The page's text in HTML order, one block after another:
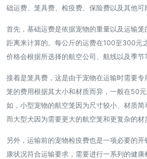
础运费、笼具费、检疫费、保险费以及其他可
首先，基础运费是依据宠物的重量以及运输
距离来计算的。每公斤的运费在100至300元
价格会根据所选择的航空公司、航线以及季节
接着是笼具费，这是由于宠物在运输时需要
笼的费用根据其大小和材质而异，一般在50
如，小型宠物的航空笼因为尺寸较小、材质简
而大型犬因为需要更大的航空笼和更复杂的材
另外，运输前的宠物检疫费也是一项必要的
康状况符合运输要求，需要进行一系列的健